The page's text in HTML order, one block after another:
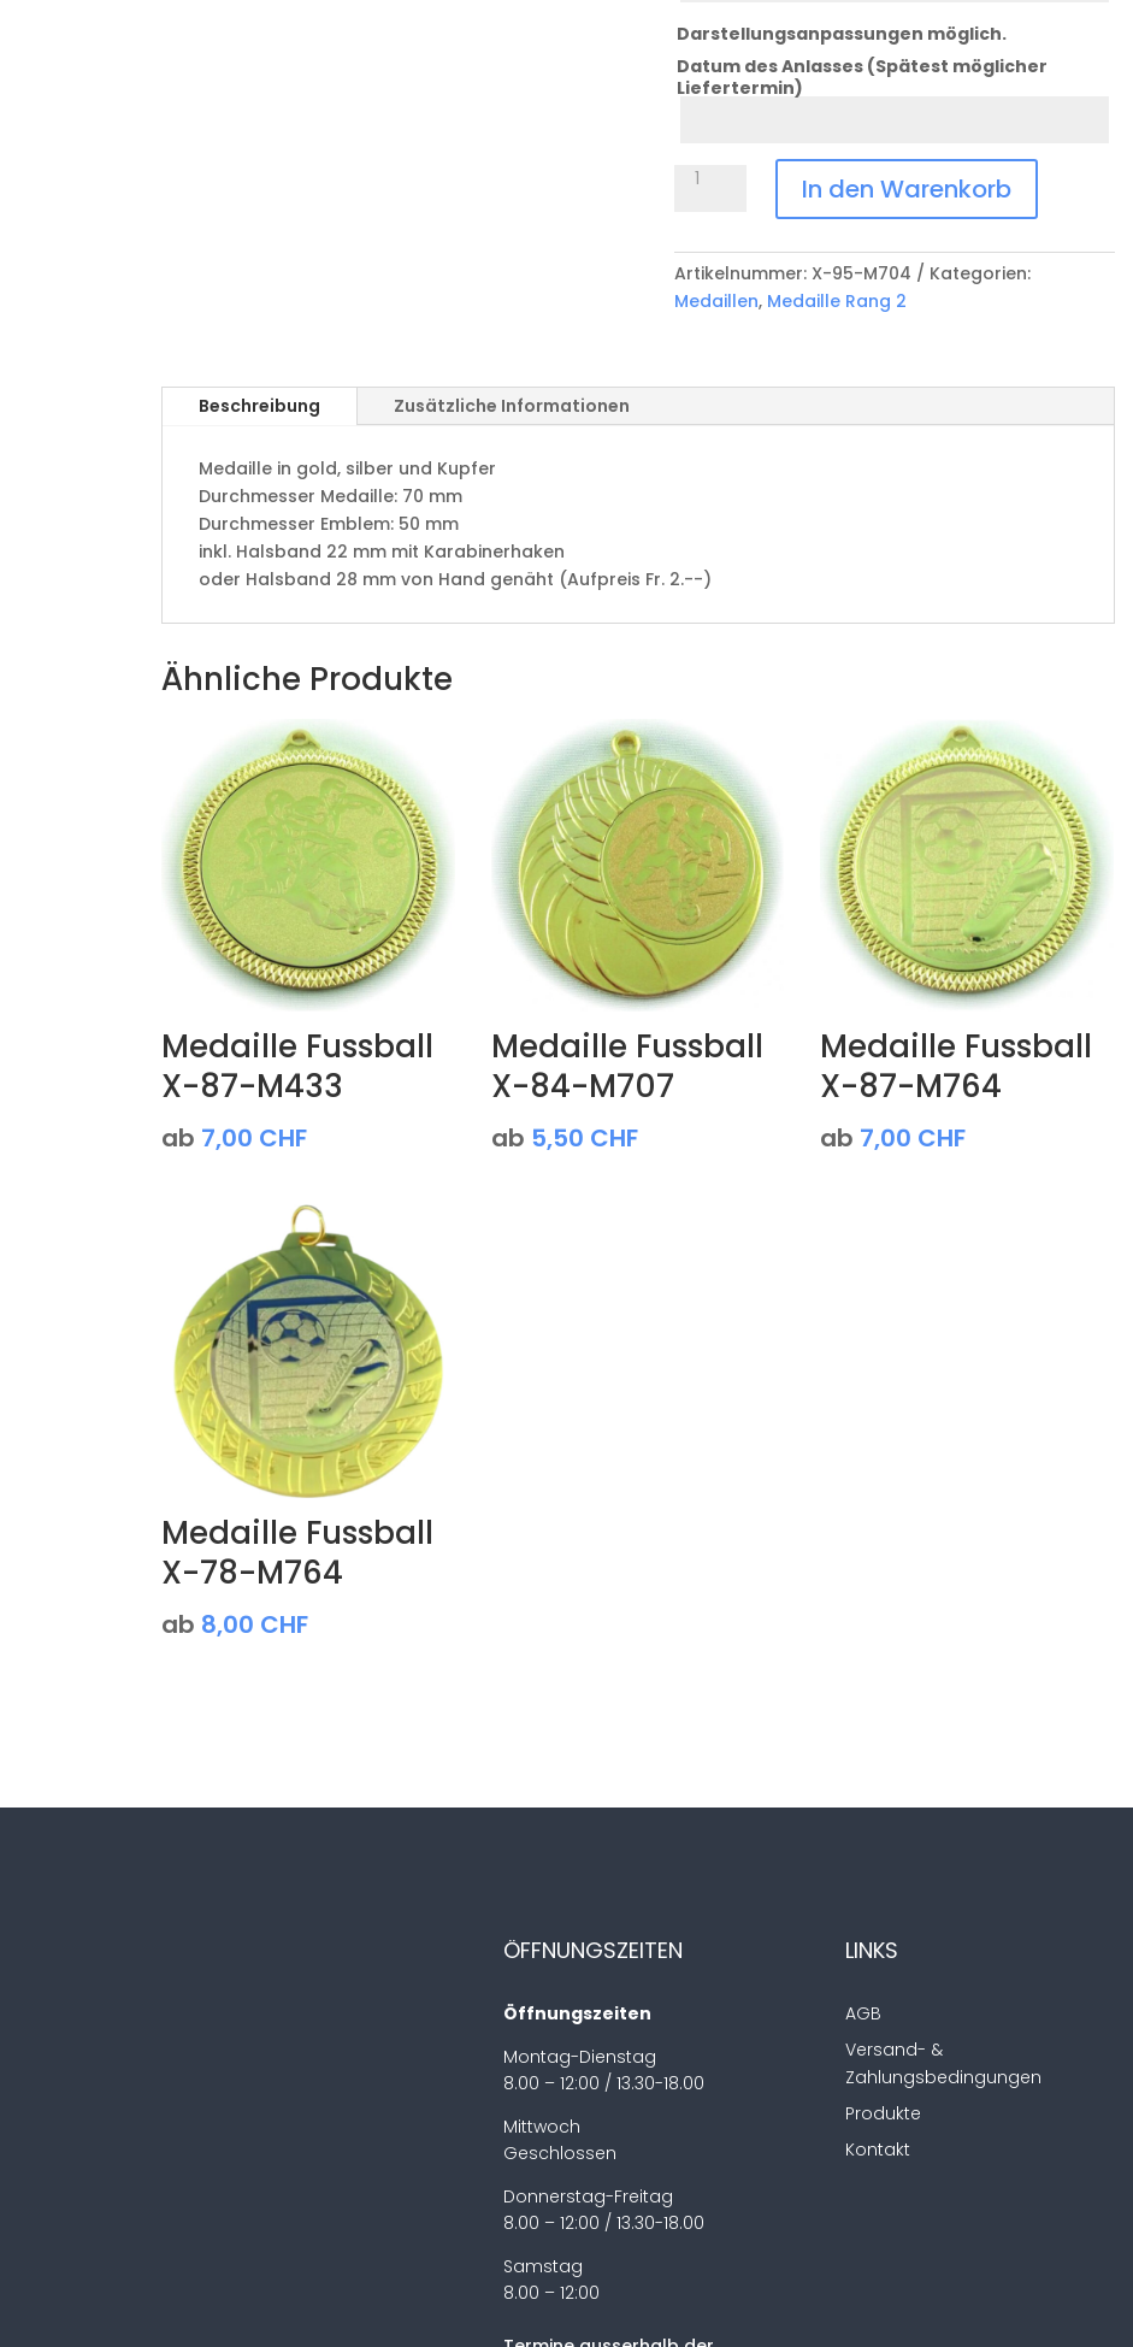
Darstellungsanpassungen möglich.
Datum des Anlasses (Spätest möglicher
Liefertermin)
Medaille
X-
In den Warenkorb
Artikelnummer: X-95-M704
Kategorien:
Medaillen, Medaille Rang 2
Beschreibung Zusätzliche Informationen
Medaille in gold, silber und Kupfer
​Durchmesser Medaille: 70 mm
Durchmesser Emblem: 50 mm
​inkl. Halsband 22 mm mit Karabinerhaken
oder Halsband 28 mm von Hand genäht (Aufpreis Fr. 2.--)
Ähnliche Produkte
Medaille Fussball
X-87-M433
ab 7,00 CHF
Medaille Fussball
X-84-M707
ab 5,50 CHF
Medaille Fussball
X-87-M764
ab 7,00 CHF
Medaille Fussball
X-78-M764
ab 8,00 CHF
ÖFFNUNGSZEITEN
Öffnungszeiten
Montag-Dienstag
8.00 – 12:00 / 13.30-18.00
Mittwoch
Geschlossen
Donnerstag-Freitag
8.00 – 12:00 / 13.30-18.00
Samstag
8.00 – 12:00
LINKS
AGB
Versand- &
Zahlungsbedingungen
Produkte
Kontakt